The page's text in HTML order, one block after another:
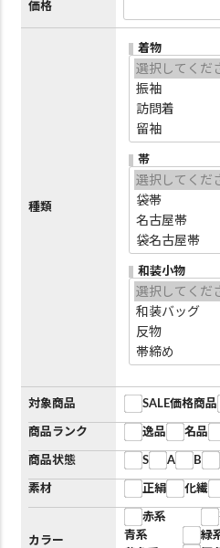
価格
種類
着物
帯
和装小物
対象商品 SALE価格商品
商品ランク 逸品 名品
商品状態 S A B
素材 正絹 化繊
カラー
赤系
青系
緑